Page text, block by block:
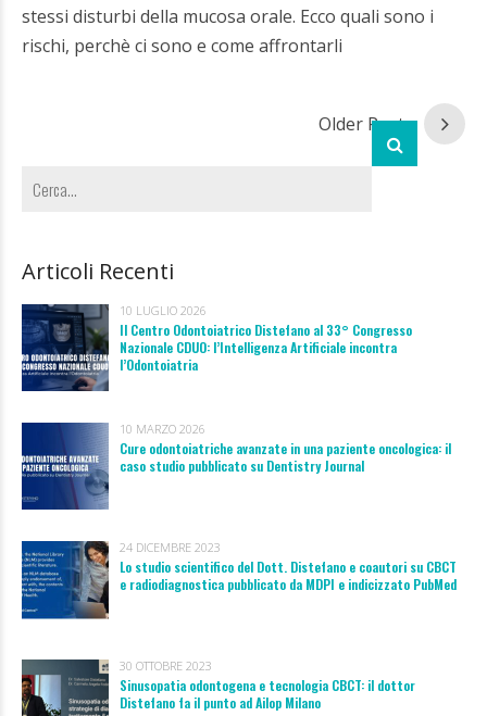
stessi disturbi della mucosa orale. Ecco quali sono i
rischi, perchè ci sono e come affrontarli
Older Posts
Articoli Recenti
10 LUGLIO 2026
Il Centro Odontoiatrico Distefano al 33° Congresso
Nazionale CDUO: l’Intelligenza Artificiale incontra
l’Odontoiatria
10 MARZO 2026
Cure odontoiatriche avanzate in una paziente oncologica: il
caso studio pubblicato su Dentistry Journal
24 DICEMBRE 2023
Lo studio scientifico del Dott. Distefano e coautori su CBCT
e radiodiagnostica pubblicato da MDPI e indicizzato PubMed
30 OTTOBRE 2023
Sinusopatia odontogena e tecnologia CBCT: il dottor
Distefano fa il punto ad Ailop Milano